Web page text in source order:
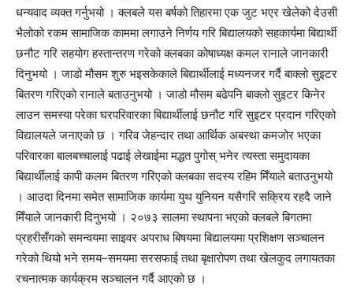
धन्यवाद व्यक्त गर्नुभयो । क्लबले यस बर्षको तिहारमा एक जुट भएर खेलेको देउसी
भैलोको रकम सामाजिक काममा लगाउने निर्णय गरि बिद्यालयको सहकार्यमा बिद्यार्थी
छनौट गरि सहयोग हस्तान्तरण गरेको क्लबका कोषाध्यक्ष कमल रानाले जानकारी
दिनुभयो । जाडो मौसम शुरु भइसकेकाले बिद्यार्थीलाई मध्यनजर गर्दै बाक्लो सुइटर
बितरण गरिएको रानाले बताउनुभयो । जाडो मौसम बढेपनि बाक्लो सुइटर किनेर
लाउन समस्या परेका घरपरिवारका बिद्यार्थीलाई छनौट गरि सुइटर प्रदान गरिएको
विद्यालयले जनाएको छ । गरिव जेहन्दार तथा आर्थिक अबस्था कमजोर भएका
परिवारका बालबच्चालाई पढाई लेखाईमा मद्धत पुगोस् भनेर त्यस्ता समुदायका
बिद्यार्थीलाई कापी कलम बितरण गरिएको क्लबका सदस्य रहिम मिँयाले बताउनुभयो
। आउदा दिनमा समेत सामाजिक कार्यमा युथ युनियन यसैगरि सक्रिय रहदै जाने
मिँयाले जानकारी दिनुभयो । २०७३ सालमा स्थापना भएको क्लबले बिगतमा
प्रहरीसँगको समन्वयमा साइवर अपराध बिषयमा बिद्यालयमा प्रशिक्षण सञ्चालन
गरेको थियो भने समय–समयमा सरसफाई तथा बृक्षारोपण तथा खेलकुद लगायतका
रचनात्मक कार्यक्रम सञ्चालन गर्दै आएको छ ।